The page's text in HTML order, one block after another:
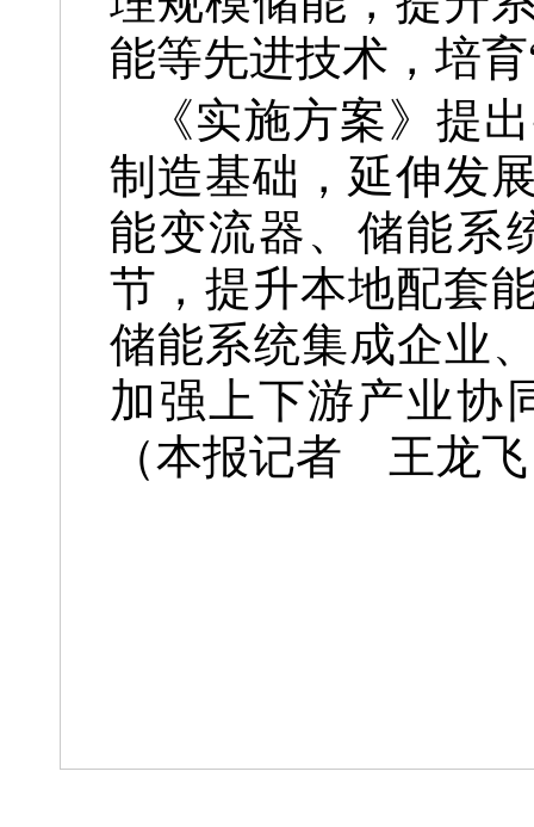
能等先进技术，培
《实施方案》提
制造基础，延伸发
能变流器、储能系
节，提升本地配套
储能系统集成企业
加强上下游产业协
（本报记者 王龙飞